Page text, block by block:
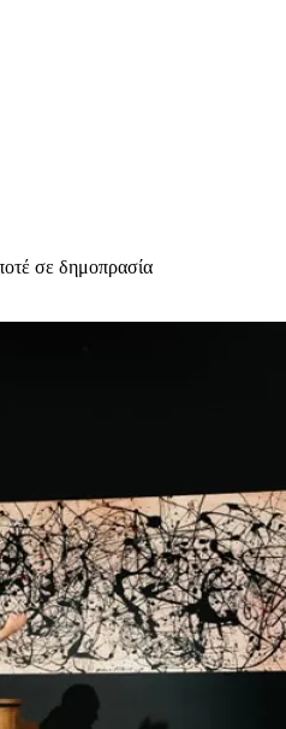
σε δημοπρασία